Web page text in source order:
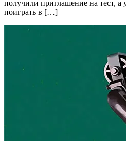
получили приглашение на тест,
поиграть в […]